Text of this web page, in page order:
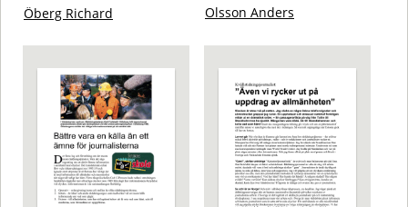
Öberg Richard
Olsson Anders